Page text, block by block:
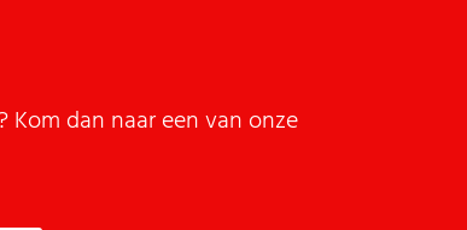
Kom dan naar een van onze